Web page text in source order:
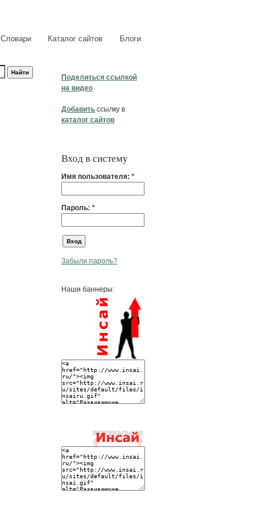
Словари Каталог сайтов Блоги
Поделиться ссылкой
на видео
Добавить ссылку в
каталог сайтов
Вход в систему
Имя пользователя: *
Пароль: *
Забыли пароль?
Наши баннеры: